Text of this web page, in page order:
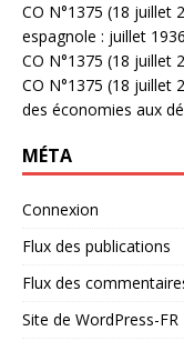
CO N°1375 (18 juillet
espagnole : juillet 1936
CO N°1375 (18 juillet
CO N°1375 (18 juillet
des économies aux
MÉTA
Connexion
Flux des publications
Flux des
Site de WordPress-FR